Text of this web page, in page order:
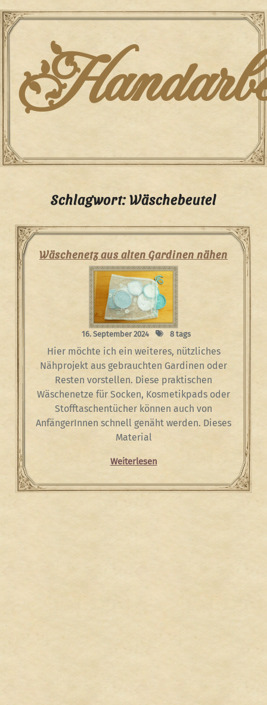
Skip
to
content
Schlagwort:Wäschebeutel
Wäschenetz aus alten Gardinen nähen
16. September 2024 8 tags
Hier möchte ich ein weiteres, nützliches
Nähprojekt aus gebrauchten Gardinen oder
Resten vorstellen. Diese praktischen
Wäschenetze für Socken, Kosmetikpads oder
Stofftaschentücher können auch von
AnfängerInnen schnell genäht werden. Dieses
Material
Weiterlesen